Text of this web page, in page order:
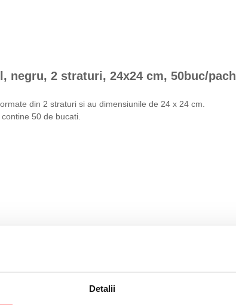
Detalii
negru, 2 straturi, 24x24 cm, 50buc/
din 2 straturi si au dimensiunile de 24 x 24 cm.
50 de bucati.